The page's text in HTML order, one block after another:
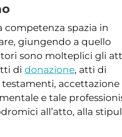
competenza spazia in
giungendo a quello
sono molteplici gli
di donazione, atti di
testamenti, accettazione
e tale
all’atto, alla